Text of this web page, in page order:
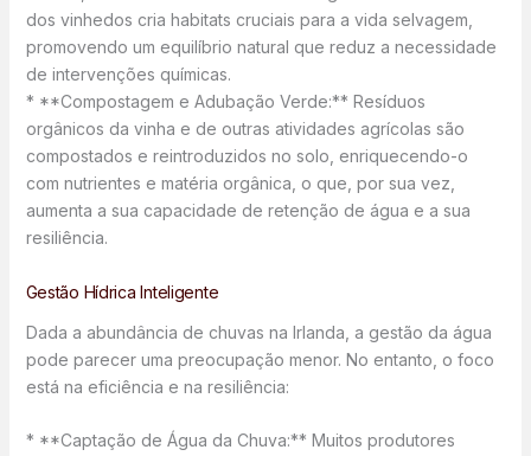
dos vinhedos cria habitats cruciais para a vida selvagem,
promovendo um equilíbrio natural que reduz a necessidade
de intervenções químicas.
* **Compostagem e Adubação Verde:** Resíduos
orgânicos da vinha e de outras atividades agrícolas são
compostados e reintroduzidos no solo, enriquecendo-o
com nutrientes e matéria orgânica, o que, por sua vez,
aumenta a sua capacidade de retenção de água e a sua
resiliência.
Gestão Hídrica Inteligente
Dada a abundância de chuvas na Irlanda, a gestão da água
pode parecer uma preocupação menor. No entanto, o foco
está na eficiência e na resiliência:
* **Captação de Água da Chuva:** Muitos produtores